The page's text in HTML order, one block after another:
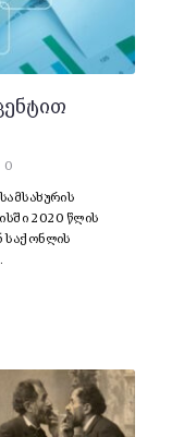
0
2020 წლის
საქონლის